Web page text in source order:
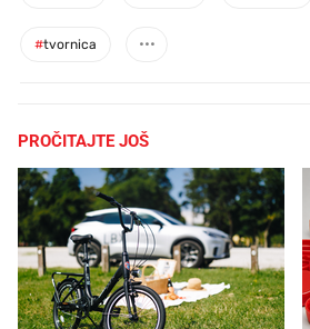
#tvornica
PROČITAJTE JOŠ